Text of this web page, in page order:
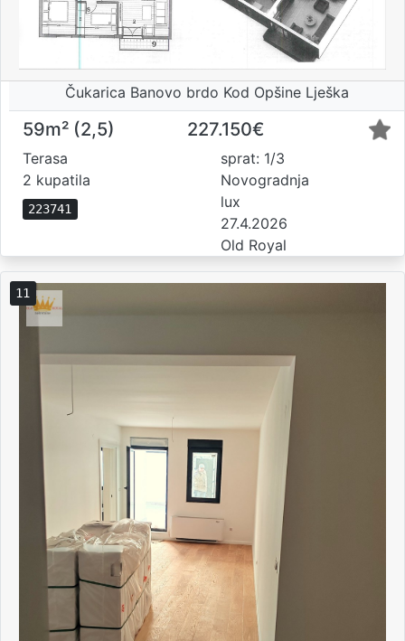
Čukarica Banovo brdo Kod Opšine Lješka
59m² (2,5) 227.150€
Terasa
2 kupatila
223741
sprat: 1/3
Novogradnja
lux
27.4.2026
Old Royal
11